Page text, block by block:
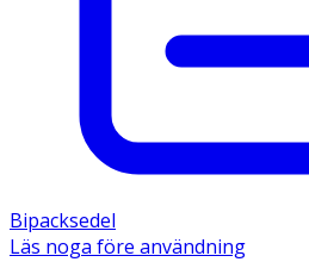
Bipacksedel
Läs noga före användning